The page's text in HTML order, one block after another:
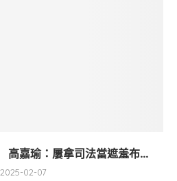
嘉瑜：屢拿司法當遮羞布...
2025-02-07